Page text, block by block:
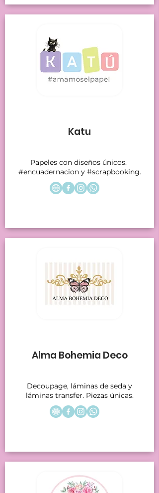
Katu
Papeles con diseños únicos.
#encuadernacion y #scrapbooking.
Alma Bohemia Deco
Decoupage, láminas de seda y
láminas transfer. Piezas únicas.